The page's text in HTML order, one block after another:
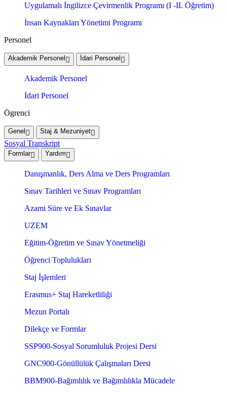
Uygulamalı İngilizce Çevirmenlik Programı (I -II. Öğretim)
İnsan Kaynakları Yönetimi Programı
Personel
Akademik Personel İdari Personel
Akademik Personel
İdari Personel
Ögrenci
Genel Staj & Mezuniyet
Sosyal Transkript
Formlar Yardım
Danışmanlık, Ders Alma ve Ders Programları
Sınav Tarihleri ve Sınav Programları
Azami Süre ve Ek Sınavlar
UZEM
Eğitim-Öğretim ve Sınav Yönetmeliği
Öğrenci Toplulukları
Staj İşlemleri
Erasmus+ Staj Hareketliliği
Mezun Portalı
Dilekçe ve Formlar
SSP900-Sosyal Sorumluluk Projesi Dersi
GNC900-Gönüllülük Çalışmaları Dersi
BBM900-Bağımlılık ve Bağımlılıkla Mücadele